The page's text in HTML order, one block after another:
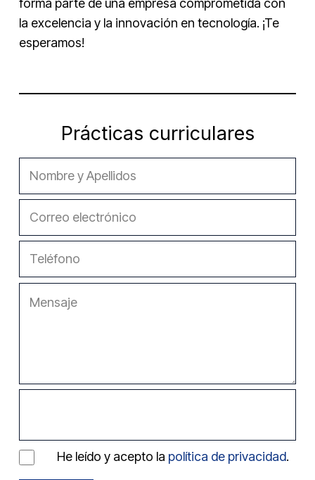
la excelencia y la innovación en tecnología. ¡Te
esperamos!
Prácticas curriculares
He leído y acepto la política de privacidad.